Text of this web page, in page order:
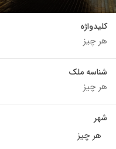
کلیدواژه
شناسه ملک
شهر
هر چیز